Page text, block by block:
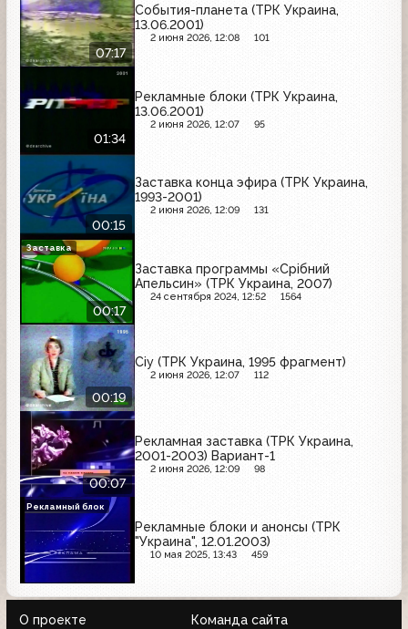
07:17
События-планета (ТРК Украина,
13.06.2001)
2 июня 2026, 12:08 101
01:34
Рекламные блоки (ТРК Украина,
13.06.2001)
2 июня 2026, 12:07 95
00:15
Заставка конца эфира (ТРК Украина,
1993-2001)
2 июня 2026, 12:09 131
00:17
Заставка программы «Срібний
Апельсин» (ТРК Украина, 2007)
24 сентября 2024, 12:52 1564
Заставка
00:19
Сіу (ТРК Украина, 1995 фрагмент)
2 июня 2026, 12:07 112
00:07
Рекламная заставка (ТРК Украина,
2001-2003) Вариант-1
2 июня 2026, 12:09 98
Рекламные блоки и анонсы (ТРК
"Украина", 12.01.2003)
10 мая 2025, 13:43 459
Рекламный блок
О проекте
Команда сайта